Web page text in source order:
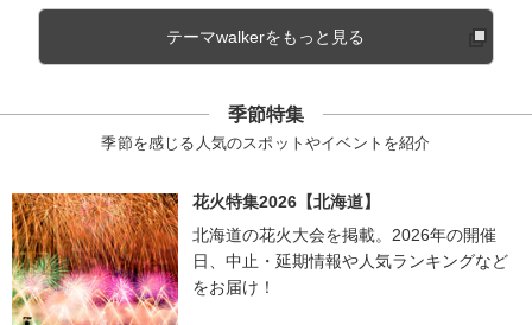
テーマwalkerをもっと見る
季節特集
季節を感じる人気のスポットやイベントを紹介
花火特集2026【北海道】
北海道の花火大会を掲載。2026年の開催
日、中止・延期情報や人気ランキングなど
をお届け！